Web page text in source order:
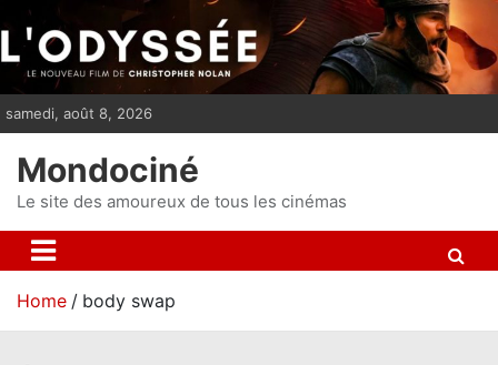
i
p
n
t
samedi, août 8, 2026
Mondociné
Le site des amoureux de tous les cinémas
Home body swap